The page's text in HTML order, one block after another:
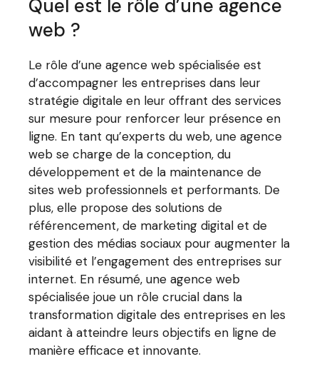
Quel est le rôle d’une agence
web ?
Le rôle d’une agence web spécialisée est
d’accompagner les entreprises dans leur
stratégie digitale en leur offrant des services
sur mesure pour renforcer leur présence en
ligne. En tant qu’experts du web, une agence
web se charge de la conception, du
développement et de la maintenance de
sites web professionnels et performants. De
plus, elle propose des solutions de
référencement, de marketing digital et de
gestion des médias sociaux pour augmenter la
visibilité et l’engagement des entreprises sur
internet. En résumé, une agence web
spécialisée joue un rôle crucial dans la
transformation digitale des entreprises en les
aidant à atteindre leurs objectifs en ligne de
manière efficace et innovante.